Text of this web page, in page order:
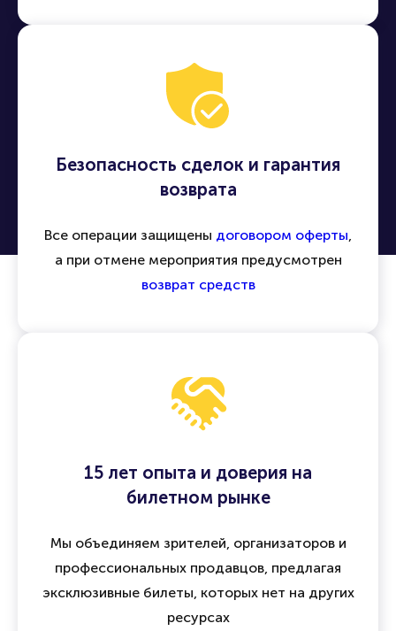
Безопасность сделок и гарантия
возврата
Все операции защищены договором оферты,
а при отмене мероприятия предусмотрен
возврат средств
15 лет опыта и доверия на
билетном рынке
Мы объединяем зрителей, организаторов и
профессиональных продавцов, предлагая
эксклюзивные билеты, которых нет на других
ресурсах